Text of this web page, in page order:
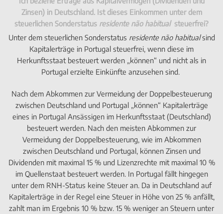
Zinsen) in Deutschland. Ist dieses Einkommen unter dem
steuerlichen Sonderstatus residente não habitual steuerfrei?
Unter dem steuerlichen Sonderstatus residente não habitual sind
Kapitalerträge in Portugal steuerfrei, wenn diese im
Herkunftsstaat besteuert werden „können“ und nicht als in
Portugal erzielte Einkünfte anzusehen sind.
Nach dem Abkommen zur Vermeidung der Doppelbesteuerung
zwischen Deutschland und Portugal „können“ Kapitalerträge
eines in Portugal Ansässigen im Herkunftsstaat (Deutschland)
besteuert werden. Nach den meisten Abkommen zur
Vermeidung der Doppelbesteuerung, wie im Abkommen
zwischen Deutschland und Portugal, können Zinsen und
Dividenden mit maximal 15 % und Lizenzrechte mit maximal 10 %
im Quellenstaat besteuert werden. In Portugal fällt hingegen
unter dem RNH-Status keine Steuer an. Da in Deutschland auf
Kapitalerträge in der Regel eine Steuer in Höhe von 25 % anfällt,
zahlt man im Ergebnis 10 % bzw. 15 % weniger an Steuern unter